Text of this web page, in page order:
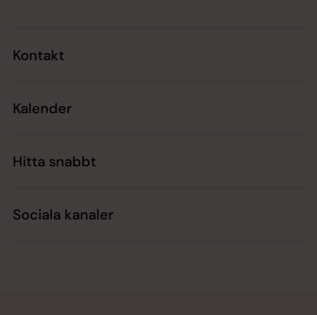
Kontakt
Kalender
Hitta snabbt
Sociala kanaler